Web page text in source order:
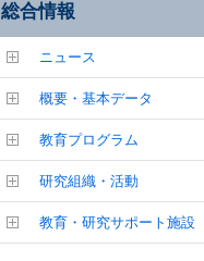
総合情報
ニュース
概要・基本データ
教育プログラム
研究組織・活動
教育・研究サポート施設